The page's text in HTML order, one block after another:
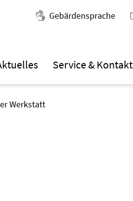
Gebärdensprache
Service & Kontakt
Werkstatt